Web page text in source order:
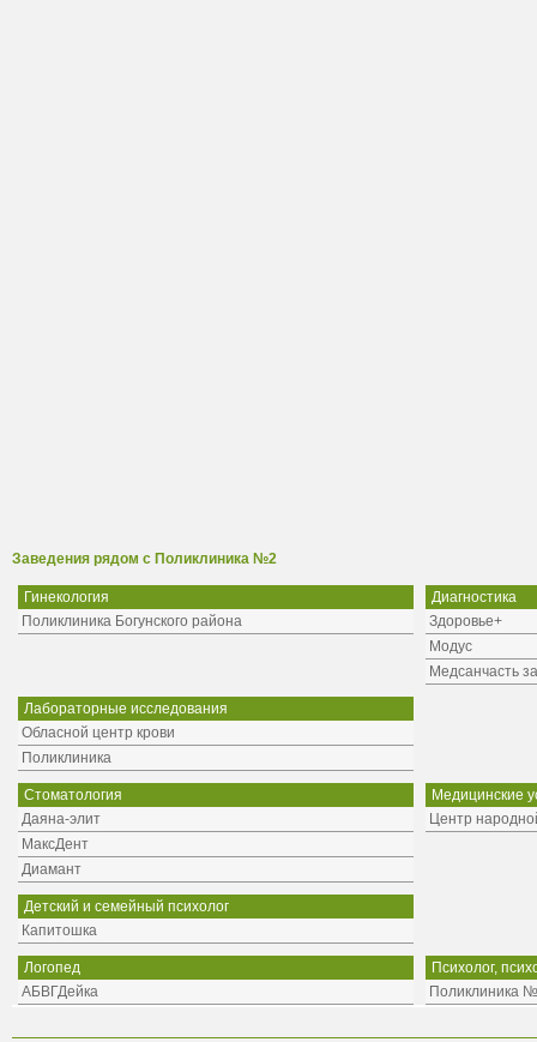
Заведения рядом с Поликлиника №2
Гинекология
Поликлиника Богунского района
Диагностика
Здоровье+
Модус
Медсанчасть
Лабораторные исследования
Обласной центр крови
Поликлиника
Стоматология
Даяна-элит
МаксДент
Диамант
Медицинские
Центр
Детский и семейный психолог
Капитошка
Логопед
АБВГДейка
Психолог,
Поликлиника